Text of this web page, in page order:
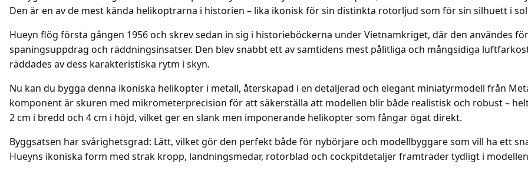
Den är en av de mest kända helikoptrarna i historien – lika ikonisk för sin distinkta rotorljud som för sin silhuett i
Hueyn flög första gången 1956 och skrev sedan in sig i historieböckerna under Vietnamkriget, där den användes
spaningsuppdrag och räddningsinsatser. Den blev snabbt ett av samtidens mest pålitliga och mångsidiga
räddades av dess karakteristiska rytm i skyn.
Nu kan du bygga denna ikoniska helikopter i metall, återskapad i en detaljerad och elegant miniatyrmodell från
komponent är skuren med mikrometerprecision för att säkerställa att modellen blir både realistisk och robust –
2 cm i bredd och 4 cm i höjd, vilket ger en slank men imponerande helikopter som fångar ögat direkt.
Byggsatsen har svårighetsgrad: Lätt, vilket gör den perfekt både för nybörjare och modellbyggare som vill ha ett
Hueyns ikoniska form med strak kropp, landningsmedar, rotorblad och cockpitdetaljer framträder tydligt i